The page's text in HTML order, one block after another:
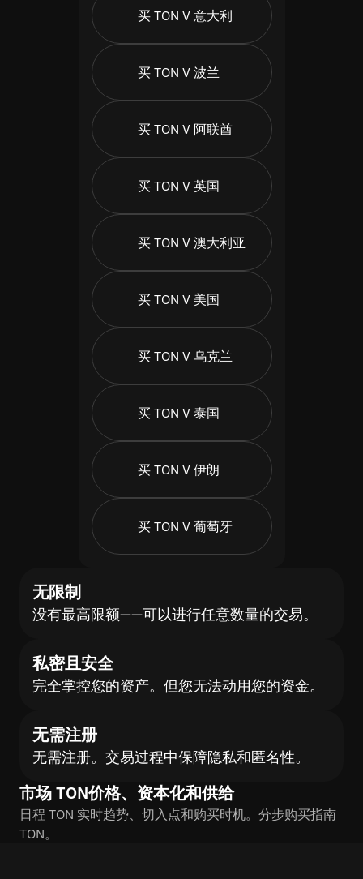
买 TON V 意大利
买 TON V 波兰
买 TON V 阿联酋
买 TON V 英国
买 TON V 澳大利亚
买 TON V 美国
买 TON V 乌克兰
买 TON V 泰国
买 TON V 伊朗
买 TON V 葡萄牙
无限制
没有最高限额——可以进行任意数量的交易。
私密且安全
完全掌控您的资产。但您无法动用您的资金。
无需注册
无需注册。交易过程中保障隐私和匿名性。
市场 TON价格、资本化和供给
日程 TON 实时趋势、切入点和购买时机。分步购买指南
TON。